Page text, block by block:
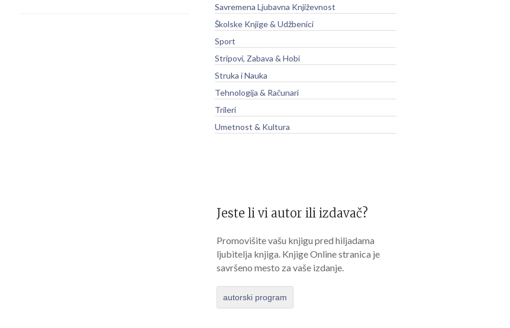
Savremena Ljubavna Književnost
Školske Knjige & Udžbenici
Sport
Stripovi, Zabava & Hobi
Struka i Nauka
Tehnologija & Računari
Trileri
Umetnost & Kultura
Jeste li vi autor ili izdavač?
Promovišite vašu knjigu pred hiljadama
ljubitelja knjiga. Knjige Online stranica je
savršeno mesto za vaše izdanje.
autorski program